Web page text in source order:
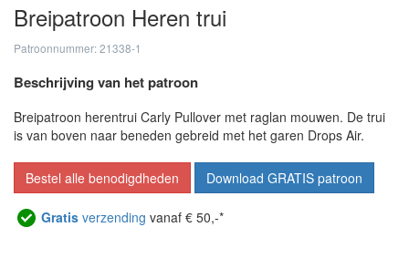
Breipatroon Heren trui
Patroonnummer: 21338-1
Beschrijving van het patroon
Breipatroon herentrui Carly Pullover met raglan mouwen. De trui
is van boven naar beneden gebreid met het garen Drops Air.
Bestel alle benodigdheden Download GRATIS patroon
Gratis verzending vanaf € 50,-*